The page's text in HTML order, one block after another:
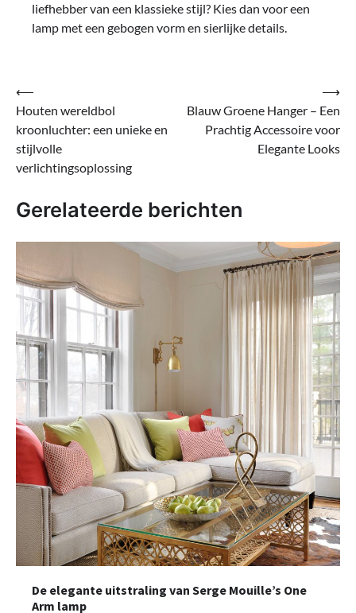
liefhebber van een klassieke stijl? Kies dan voor een
lamp met een gebogen vorm en sierlijke details.
Bericht
navigatie
⟵
Houten wereldbol
kroonluchter: een unieke en
stijlvolle
verlichtingsoplossing
Blauw Groene Hanger – Een
Prachtig Accessoire voor
Elegante Looks
⟶
Gerelateerde berichten
De elegante uitstraling van Serge Mouille’s One
Arm lamp